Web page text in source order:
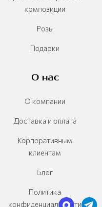
композиции
Розы
Подарки
О нас
О компании
Доставка и оплата
Корпоративным
клиентам
Блог
Политика
конфиденциальности